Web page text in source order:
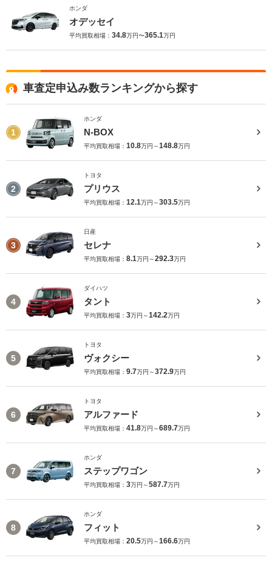
ホンダ
オデッセイ
平均買取相場： 34.8万円〜365.1万円
車査定申込み数ランキングから探す
1
ホンダ
N-BOX
平均買取相場： 10.8万円～148.8万円
2
トヨタ
プリウス
平均買取相場： 12.1万円～303.5万円
3
日産
セレナ
平均買取相場： 8.1万円～292.3万円
4
ダイハツ
タント
平均買取相場： 3万円～142.2万円
5
トヨタ
ヴォクシー
平均買取相場： 9.7万円～372.9万円
6
トヨタ
アルファード
平均買取相場： 41.8万円～689.7万円
7
ホンダ
ステップワゴン
平均買取相場： 3万円～587.7万円
8
ホンダ
フィット
平均買取相場： 20.5万円～166.6万円